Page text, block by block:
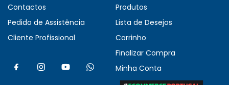
Contactos
Pedido de Assistência
Cliente Profissional
Produtos
Lista de Desejos
Carrinho
Finalizar Compra
Minha Conta